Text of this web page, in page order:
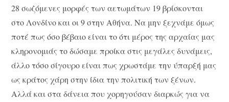
28 σωζόμενες μορφές των αετωμάτων 19 βρίσκονται
στο Λονδίνο και οι 9 στην Αθήνα. Να μην ξεχνάμε όμως
ποτέ πως όσο βέβαιο είναι το ότι μέρος της αρχαίας μας
κληρονομιάς το δώσαμε προίκα στις μεγάλες δυνάμεις,
άλλο τόσο σίγουρο είναι πως χρωστάμε την ύπαρξή μας
ως κράτος χάρη στην ίδια την πολιτική των ξένων.
Αλλά και στα δάνεια που χορηγούσαν διαρκώς για να